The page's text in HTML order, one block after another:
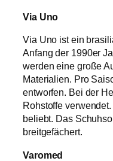
Via Uno
Via Uno ist ein
Anfang der 1990er
werden eine große
Materialien. Pro
entworfen. Bei der
Rohstoffe
beliebt. Das
breitgefächert.
Varomed